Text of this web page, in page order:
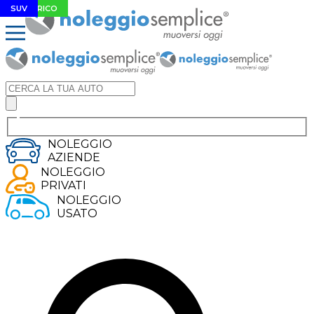
NOLEGGIO
AZIENDE
NOLEGGIO
PRIVATI
NOLEGGIO
USATO
ELETTRICO
ELETTRICO
ELETTRICO
SUV